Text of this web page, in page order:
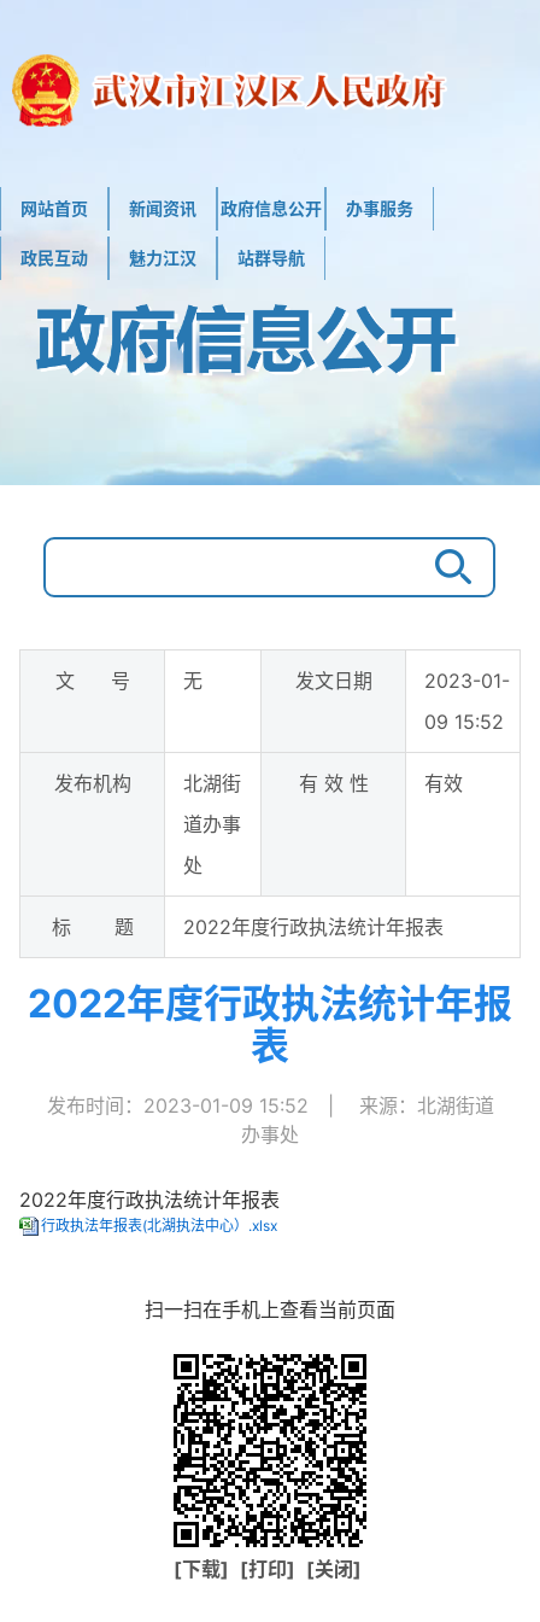
网站首页 新闻资讯 政府信息公开 办事服务
政民互动 魅力江汉 站群导航
文 号 无 发文日期
2023-01-
09 15:52
发布机构
北湖街
道办事
处
有 效 性 有效
标 题 2022年度行政执法统计年报表
2022年度行政执法统计年报
表
发布时间：2023-01-09 15:52
来源：北湖街道
办事处
2022年度行政执法统计年报表
行政执法年报表(北湖执法中心）.xlsx
扫一扫在手机上查看当前页面
[下载] [打印] [关闭]